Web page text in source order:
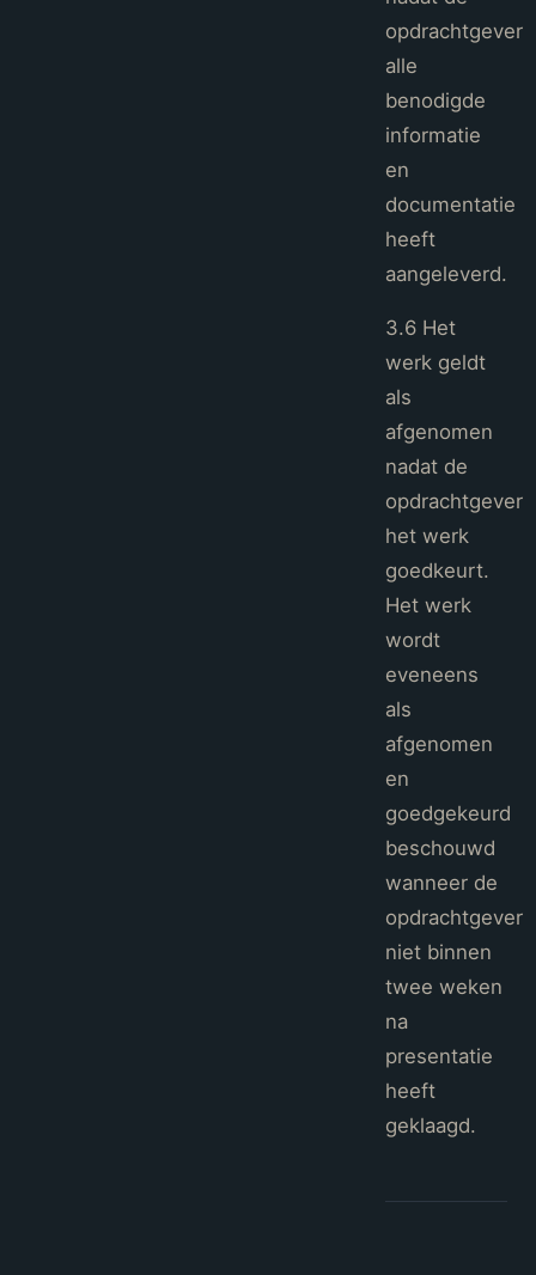
opdrachtgever
alle
benodigde
informatie
en
documentatie
heeft
aangeleverd.
3.6 Het
werk geldt
als
afgenomen
nadat de
opdrachtgever
het werk
goedkeurt.
Het werk
wordt
eveneens
als
afgenomen
en
goedgekeurd
beschouwd
wanneer de
opdrachtgever
niet binnen
twee weken
na
presentatie
heeft
geklaagd.